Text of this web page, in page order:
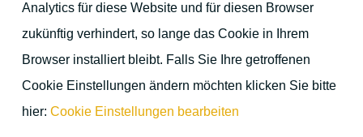
Analytics für diese Website und für diesen Browser
zukünftig verhindert, so lange das Cookie in Ihrem
Browser installiert bleibt. Falls Sie Ihre getroffenen
Cookie Einstellungen ändern möchten klicken Sie bitte
hier: Cookie Einstellungen bearbeiten